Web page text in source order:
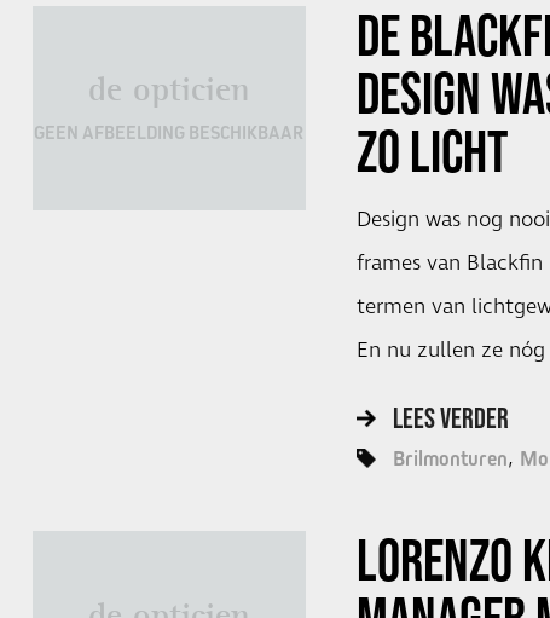
de opticien
GEEN AFBEELDING BESCHIKBAAR
DE
DESIGN
ZO LICHT
Design was nog
frames van
termen van
En nu zullen ze
LEES VERDER
Brilmonturen
LORENZO